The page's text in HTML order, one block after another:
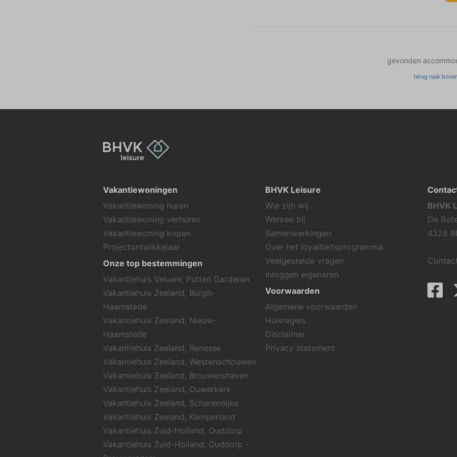
gevonden
terug naar
Vakantiewoningen
Vakantiewoning huren
Vakantiewoning verhuren
Vakantiewoning kopen
Projectontwikkelaar
Onze top bestemmingen
Vakantiehuis Veluwe, Putten Garderen
Vakantiehuis Zeeland, Burgh-
Haamstede
Vakantiehuis Zeeland, Nieuw-
Haamstede
Vakantiehuis Zeeland, Renesse
Vakantiehuis Zeeland, Westenschouwen
Vakantiehuis Zeeland, Brouwershaven
Vakantiehuis Zeeland, Ouwerkerk
Vakantiehuis Zeeland, Scharendijke
Vakantiehuis Zeeland, Kamperland
Vakantiehuis Zuid-Holland, Ouddorp
Vakantiehuis Zuid-Holland, Ouddorp -
BHVK Leisure
Wie zijn wij
Werken bij
Samenwerkingen
Over het loyaliteitsprogramma
Veelgestelde vragen
Inloggen eigenaren
Voorwaarden
Algemene voorwaarden
Huisregels
Disclaimer
Privacy statement
BHVK
De
4328